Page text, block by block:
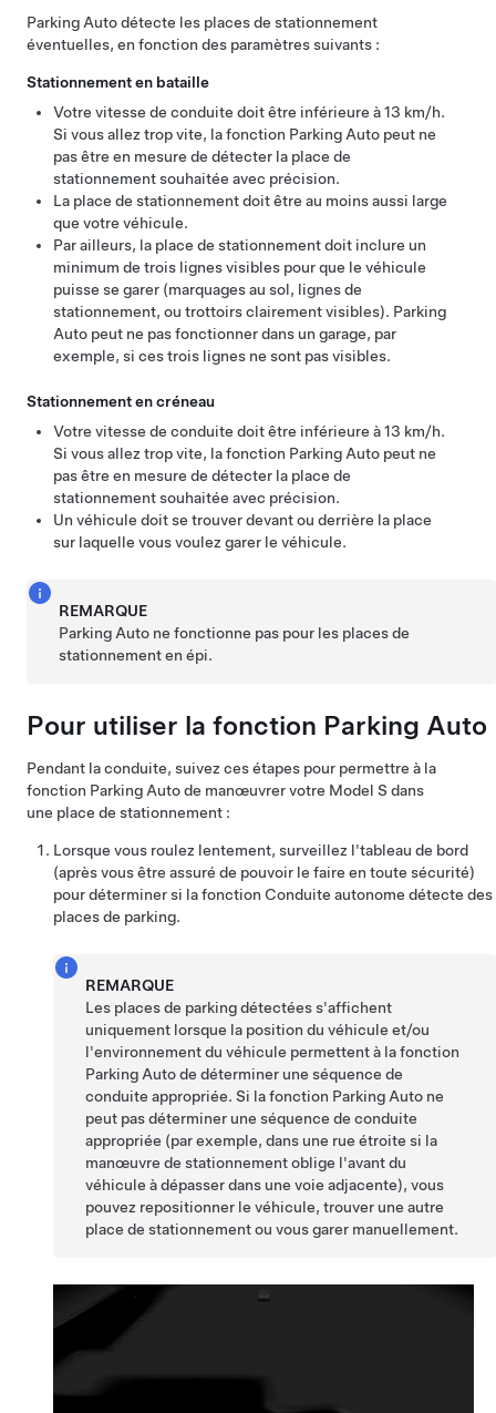
Parking Autodétecte les places de stationnement
éventuelles, en fonction des paramètres suivants :
Stationnement en bataille
Votre vitesse de conduite doit être inférieure à13 km/h.
Si vous allez trop vite, la fonction Parking Auto peut ne
pas être en mesure de détecter la place de
stationnement souhaitée avec précision.
La place de stationnement doit être au moins aussi large
que votre véhicule.
Par ailleurs, la place de stationnement doit inclure un
minimum de trois lignes visibles pour que le véhicule
puisse se garer (marquages au sol, lignes de
stationnement, ou trottoirs clairement visibles). Parking
Auto peut ne pas fonctionner dans un garage, par
exemple, si ces trois lignes ne sont pas visibles.
Stationnement en créneau
Votre vitesse de conduite doit être inférieure à13 km/h.
Si vous allez trop vite, la fonction Parking Auto peut ne
pas être en mesure de détecter la place de
stationnement souhaitée avec précision.
Un véhicule doit se trouver devant ou derrière la place
sur laquelle vous voulez garer le véhicule.
REMARQUE
Parking Auto ne fonctionne pas pour les places de
stationnement en épi.
Pour utiliser la fonction Parking Auto
Pendant la conduite, suivez ces étapes pour permettre à la
fonction Parking Autode manœuvrer votre Model S dans
une place de stationnement :
Lorsque vous roulez lentement, surveillez l'tableau de bord
(après vous être assuré de pouvoir le faire en toute sécurité)
pour déterminer si la fonction Conduite autonome détecte des
places de parking.
REMARQUE
Les places de parking détectées s'affichent
uniquement lorsque la position du véhicule et/ou
l'environnement du véhicule permettent à la fonction
Parking Autode déterminer une séquence de
conduite appropriée. Si la fonction Parking Auto ne
peut pas déterminer une séquence de conduite
appropriée (par exemple, dans une rue étroite si la
manœuvre de stationnement oblige l'avant du
véhicule à dépasser dans une voie adjacente), vous
pouvez repositionner le véhicule, trouver une autre
place de stationnement ou vous garer manuellement.